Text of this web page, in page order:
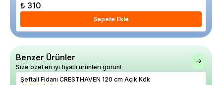
₺ 310
Sepete Ekle
Benzer Ürünler
Size özel en iyi fiyatlı ürünleri görün!
Şeftali Fidanı CRESTHAVEN 120 cm Açık Kök